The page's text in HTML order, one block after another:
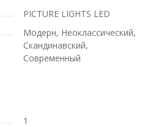
PICTURE LIGHTS LED
Модерн, Неоклассический,
Скандинавский,
Современный
1